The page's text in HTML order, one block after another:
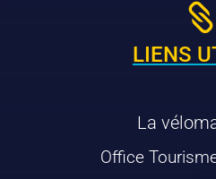

LIENS
La
Office